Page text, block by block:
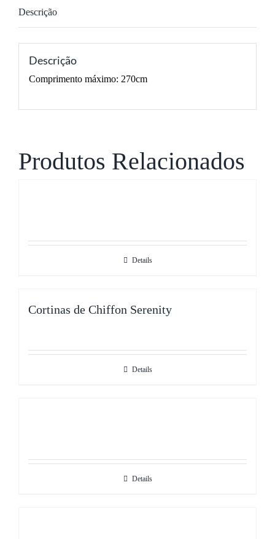
Descrição
Descrição
Comprimento máximo: 270cm
Produtos Relacionados
Details
Cortinas de Chiffon Serenity
Details
Details